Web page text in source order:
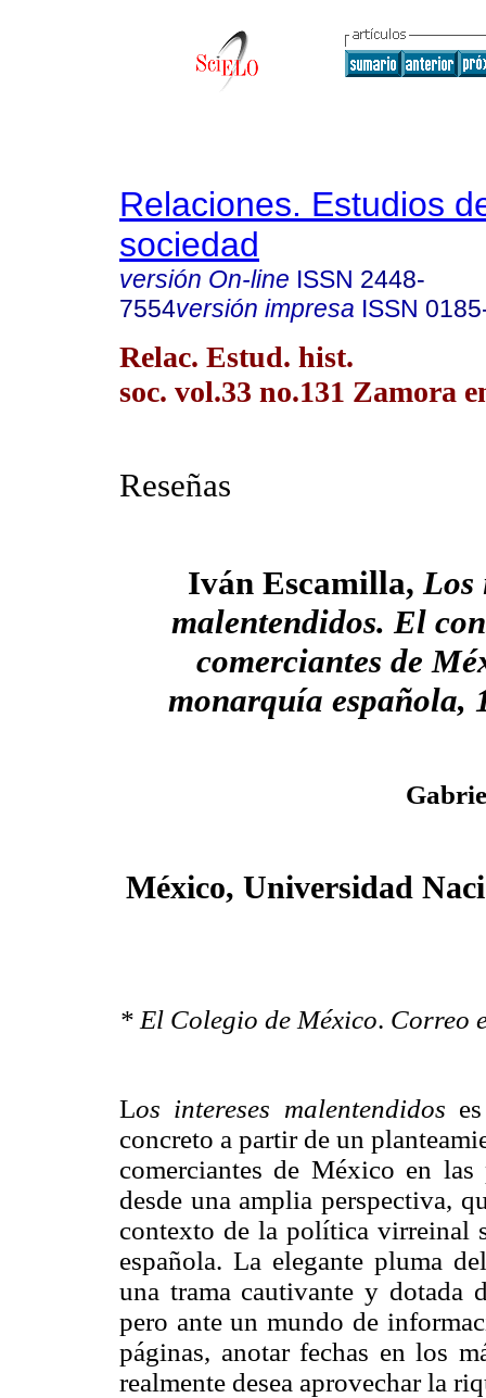
Relaciones. Estudios
sociedad
versión On-line ISSN 2448-
7554versión impresa ISSN
Relac. Estud. hist.
soc. vol.33 no.131 Zamora
Reseñas
Iván Escamilla,Los
malentendidos. El
comerciantes de
monarquía española,
México, Universidad
* El Colegio de México. Correo
Los intereses malentendidos
concreto a partir de un
comerciantes de México en
desde una amplia perspectiva,
contexto de la política virreinal
española. La elegante pluma
una trama cautivante y dotada
pero ante un mundo de
páginas, anotar fechas en los
realmente desea aprovechar la